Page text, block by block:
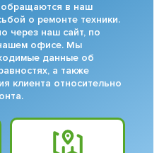
обращаются в наш
о ремонте техники.
через наш сайт, по
офисе. Мы
данные об
а также
клиента относительно